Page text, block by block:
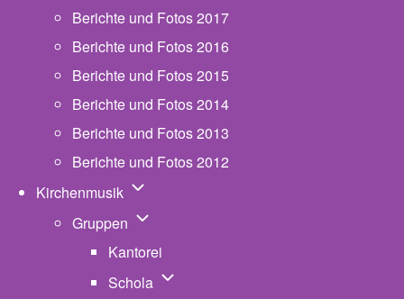
Berichte und Fotos 2017
Berichte und Fotos 2016
Berichte und Fotos 2015
Berichte und Fotos 2014
Berichte und Fotos 2013
Berichte und Fotos 2012
Kirchenmusik Unternavigation von Kirchenmusik
Gruppen Unternavigation von Gruppen
Kantorei
Schola Unternavigation von Schola